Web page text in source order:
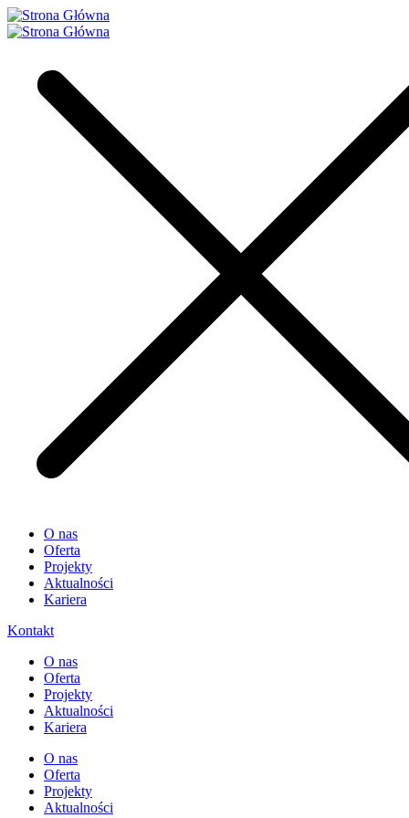
O nas
Oferta
Projekty
Aktualności
Kariera
Kontakt
O nas
Oferta
Projekty
Aktualności
Kariera
O nas
Oferta
Projekty
Aktualności